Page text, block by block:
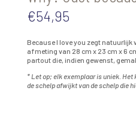
€54,95
Because I love you zegt natuurlijk
afmeting van 28 cm x 23 cm x 6
partout die, indien gewenst,
* Let op; elk exemplaar is uniek. Het
de schelp afwijkt van de schelp die